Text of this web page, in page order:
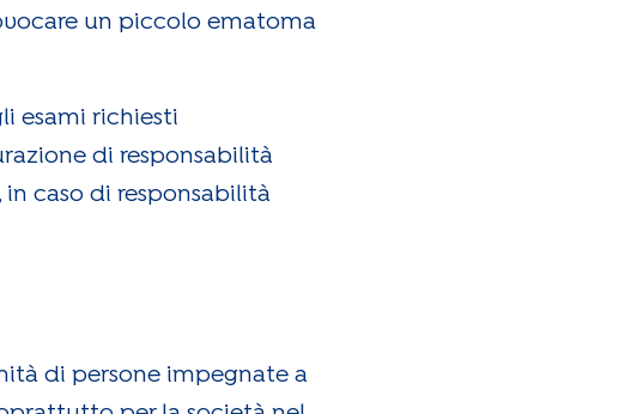
un piccolo ematoma
esami richiesti
di responsabilità
caso di responsabilità
di persone impegnate a